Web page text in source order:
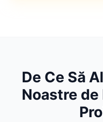
De Ce Să
Noastre de